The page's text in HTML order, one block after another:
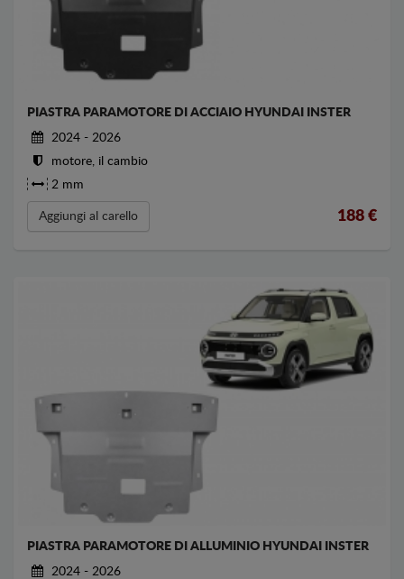
PIASTRA PARAMOTORE DI ACCIAIO HYUNDAI INSTER
2024 - 2026
motore, il cambio
2 mm
Aggiungi al carello 188 €
PIASTRA PARAMOTORE DI ALLUMINIO HYUNDAI INSTER
2024 - 2026